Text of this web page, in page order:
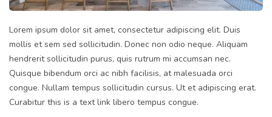
Lorem ipsum dolor sit amet, consectetur adipiscing elit. Duis
mollis et sem sed sollicitudin. Donec non odio neque. Aliquam
hendrerit sollicitudin purus, quis rutrum mi accumsan nec.
Quisque bibendum orci ac nibh facilisis, at malesuada orci
congue. Nullam tempus sollicitudin cursus. Ut et adipiscing erat.
Curabitur this is a text link libero tempus congue.